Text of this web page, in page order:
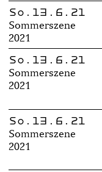
So.13.6.21
Sommerszene
2021
So.13.6.21
Sommerszene
2021
So.13.6.21
Sommerszene
2021